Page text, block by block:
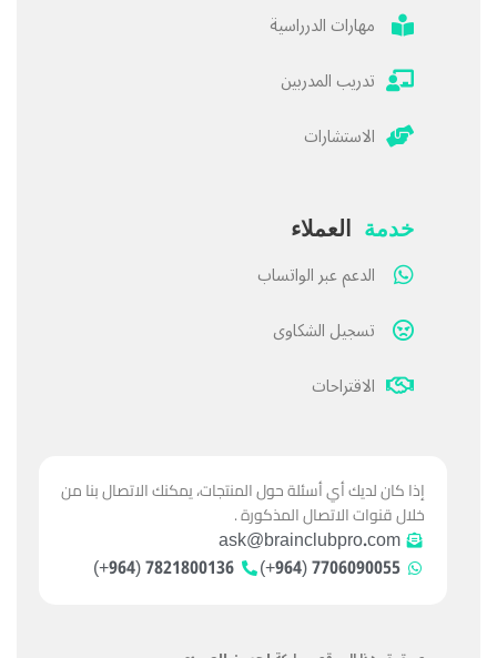
مهارات الدرراسية
تدريب المدربين
الاستشارات
خدمة العملاء
الدعم عبر الواتساب
تسجيل الشكاوى
الاقتراحات
إذا كان لديك أي أسئلة حول المنتجات، يمكنك الاتصال بنا من
خلال قنوات الاتصال المذكورة .
ask@brainclubpro.com
7706090055 (964+)
7821800136 (964+)